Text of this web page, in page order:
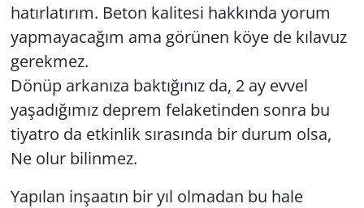
hatırlatırım. Beton kalitesi hakkında yorum
yapmayacağım ama görünen köye de kılavuz
gerekmez.
Dönüp arkanıza baktığınız da, 2 ay evvel
yaşadığımız deprem felaketinden sonra bu
tiyatro da etkinlik sırasında bir durum olsa,
Ne olur bilinmez.
Yapılan inşaatın bir yıl olmadan bu hale